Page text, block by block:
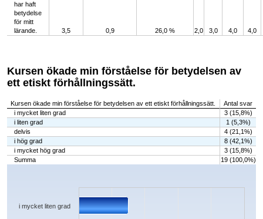
har haft
betydelse
för mitt
lärande.
3,5 0,9 26,0 % 2,0 3,0 4,0 4,0
Kursen ökade min förståelse för betydelsen av
ett etiskt förhållningssätt.
Kursen ökade min förståelse för betydelsen av ett etiskt förhållningssätt.
Antal svar
i mycket liten grad
3 (15,8%)
i liten grad
1 (5,3%)
delvis
4 (21,1%)
i hög grad
8 (42,1%)
i mycket hög grad
3 (15,8%)
Summa
19 (100,0%)
Chart
The chart has 1 X axis displaying categories.
The chart has 1 Y axis displaying values. Data ranges from 1 to 8.
i mycket liten grad